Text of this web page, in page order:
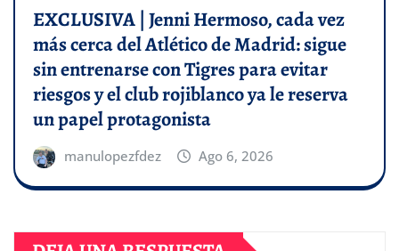
EXCLUSIVA | Jenni Hermoso, cada vez
más cerca del Atlético de Madrid: sigue
sin entrenarse con Tigres para evitar
riesgos y el club rojiblanco ya le reserva
un papel protagonista
manulopezfdez Ago 6, 2026